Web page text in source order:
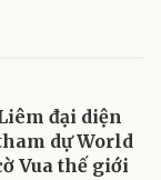
đại diện
dự World
Vua thế giới